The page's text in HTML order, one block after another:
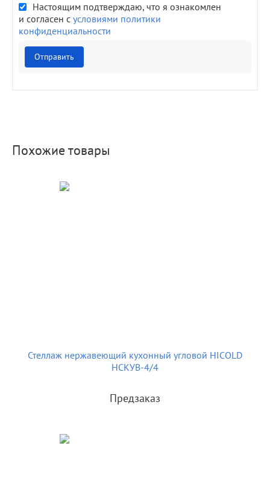
Настоящим подтверждаю, что я ознакомлен
и согласен с условиями политики
конфиденциальности
Отправить
Похожие товары
Стеллаж нержавеющий кухонный угловой HICOLD
НСКУВ-4/4
Предзаказ